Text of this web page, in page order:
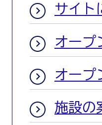
サイト
オープ
オープ
施設の